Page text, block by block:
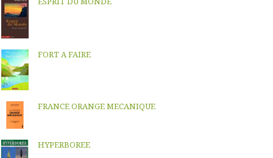
FORT A FAIRE
FRANCE ORANGE MECANIQUE
HYPERBOREE